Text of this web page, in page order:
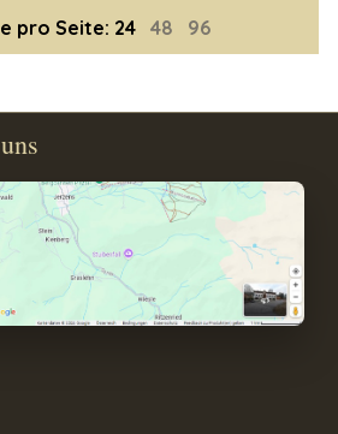
pro Seite: 24 48 96